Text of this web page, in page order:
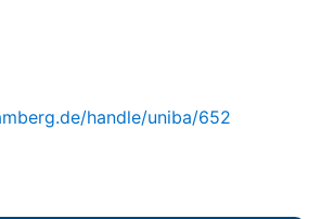
belasteten Arbeitsplätzen
weniger wichtig ist, ob
in der Nacht geschieht.
handle/uniba/652